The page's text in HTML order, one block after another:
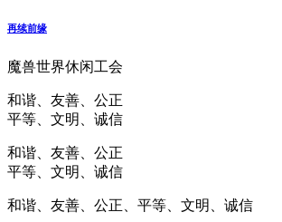
再续前缘
魔兽世界休闲工会
和谐、友善、公正
平等、文明、诚信
和谐、友善、公正
平等、文明、诚信
和谐、友善、公正、平等、文明、诚信